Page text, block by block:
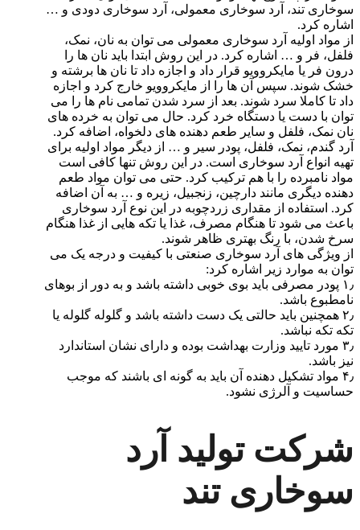
سوخاری تند، آرد سوخاری معمولی، آرد سوخاری دودی و …
اشاره کرد.
از مواد اولیه آرد سوخاری معمولی می توان به نان، نمک،
فلفل، فر و … اشاره کرد. در این روش ابتدا باید نان ها را
درون فر یا مایکروویو قرار داد و اجازه داد تا نان ها برشته و
خشک شوند. سپس آن ها را از مایکروویو خارج کرد و اجازه
داد تا کاملا سرد شوند. بعد از سرد شدن تمامی نام ها را می
توان با دست یا دستگاه خرد کرد. حال می توان به خرده های
نان نمک، فلفل و سایر طعم دهنده های دلخواه، اضافه کرد.
آرد گندم، نمک، فلفل، پودر سیر و … از دیگر مواد اولیه برای
تهیه انواع آرد سوخاری است. در این روش تنها کافی است
مواد نامبرده را با هم ترکیب کرد. حتی می توان مواد طعم
دهنده دیگری مانند دارچین، زنجبیل، زیره و … به آن اضافه
کرد. استفاده از مقداری زردچوبه در این نوع آرد سوخاری
باعث می شود تا هنگام مصرف، غذا یا تکه هایی از غذا هنگام
سرخ شدن، با رنگ بهتری ظاهر شوند.
از ویژگی های آرد سوخاری صنعتی با کیفیت و درجه یک می
توان به موارد زیر اشاره کرد:
۱٫ پودر مصرفی باید بوی خوبی داشته باشد و به دور از بوهای
نامطبوع باشد.
۲٫ همچنین باید حالتی یک دست داشته باشد و گلوله گلوله یا
تکه تکه نباشد.
۳٫ مورد تایید وزارت بهداشت بوده و دارای نشان استاندارد
نیز باشد.
۴٫ مواد تشکیل دهنده آن باید به گونه ای باشند که موجب
حساسیت و آلرژی نشود.
شرکت تولید آرد
سوخاری تند